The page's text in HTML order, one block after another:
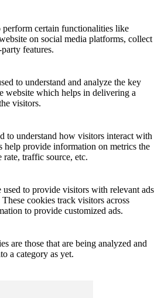
certain functionalities like
on social media platforms, collect
features.
to understand and analyze the key
website which helps in delivering a
visitors.
to understand how visitors interact with
help provide information on metrics the
traffic source, etc.
to provide visitors with relevant ads
cookies track visitors across
to provide customized ads.
are those that are being analyzed and
a category as yet.